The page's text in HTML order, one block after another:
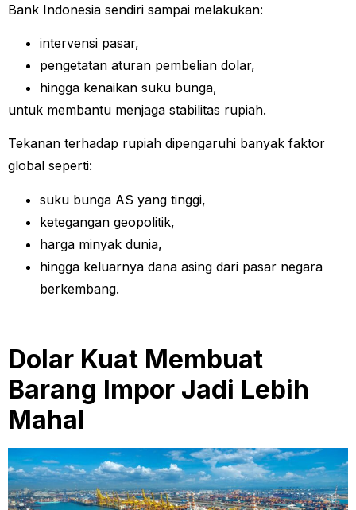
Bank Indonesia sendiri sampai melakukan:
intervensi pasar,
pengetatan aturan pembelian dolar,
hingga kenaikan suku bunga,
untuk membantu menjaga stabilitas rupiah.
Tekanan terhadap rupiah dipengaruhi banyak faktor
global seperti:
suku bunga AS yang tinggi,
ketegangan geopolitik,
harga minyak dunia,
hingga keluarnya dana asing dari pasar negara
berkembang.
Dolar Kuat Membuat
Barang Impor Jadi Lebih
Mahal